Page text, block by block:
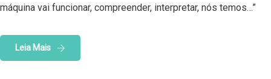
máquina vai funcionar, compreender, interpretar, nós temos…”
Leia Mais